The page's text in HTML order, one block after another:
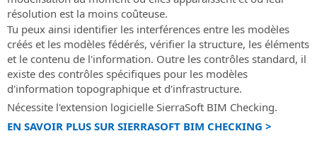
résolution est la moins coûteuse.
Tu peux ainsi identifier les interférences entre les modèles
créés et les modèles fédérés, vérifier la structure, les éléments
et le contenu de l'information. Outre les contrôles standard, il
existe des contrôles spécifiques pour les modèles
d'information topographique et d'infrastructure.
Nécessite l'extension logicielle SierraSoft BIM Checking.
EN SAVOIR PLUS SUR SIERRASOFT BIM CHECKING >